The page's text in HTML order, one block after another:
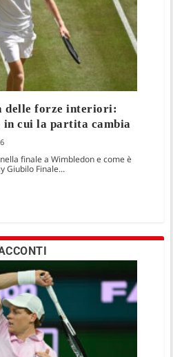
delle forze interiori:
cui la partita cambia
finale a Wimbledon e come è
Giubilo Finale...